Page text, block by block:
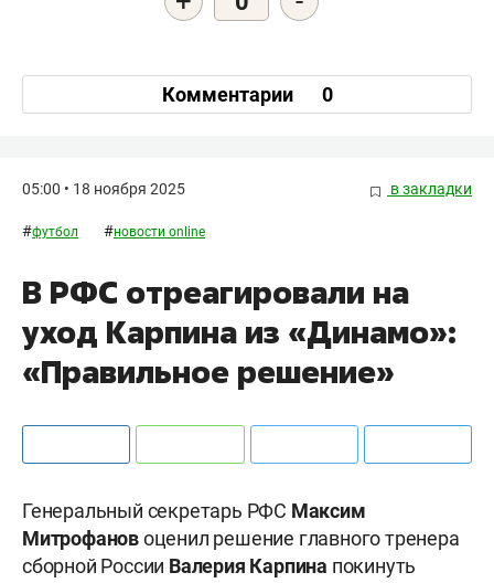
Комментарии 0
05:00 • 18 ноября 2025 в закладки
#футбол #новости online
В РФС отреагировали на
уход Карпина из «Динамо»:
«Правильное решение»
Генеральный секретарь РФС Максим
Митрофановоценил решение главного тренера
сборной России Валерия Карпина покинуть